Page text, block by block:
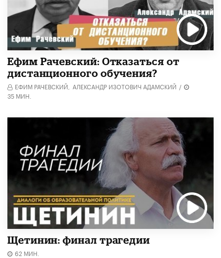
Ефим Рачевский: Отказаться от
дистанционного обучения?
ЕФИМ РАЧЕВСКИЙ, АЛЕКСАНДР ИЗОТОВИЧ АДАМСКИЙ /
35 МИН.
Щетинин: финал трагедии
62 МИН.